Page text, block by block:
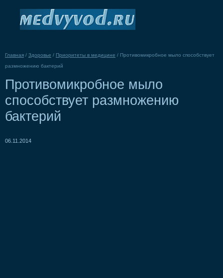
Главная / Здоровье / Приоритеты в медицине / Противомикробное мыло способствует
размножению бактерий
Противомикробное мыло
способствует размножению
бактерий
06.11.2014